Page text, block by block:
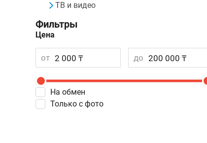
ТВ и видео
Фильтры
Цена
от до
На обмен
Только с фото